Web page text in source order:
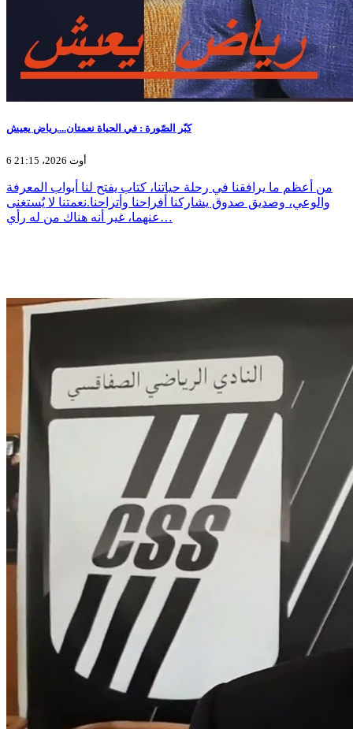
كبّر الصّورة : في الحياة نعمتان....رياض يعيش
6 أوت 2026، 21:15
من أعظم ما يرافقنا في رحلة حياتنا، كتاب يفتح لنا أبواب المعرفة
والوعي، وصديق صدوق يشاركنا أفراحنا وأتراحنا.نعمتنا لا يٌستغنى
عنهما، غير أنه هناك من له رأي…